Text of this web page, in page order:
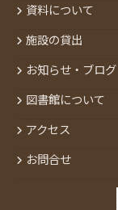
資料について
施設の貸出
お知らせ・ブログ
図書館について
アクセス
お問合せ